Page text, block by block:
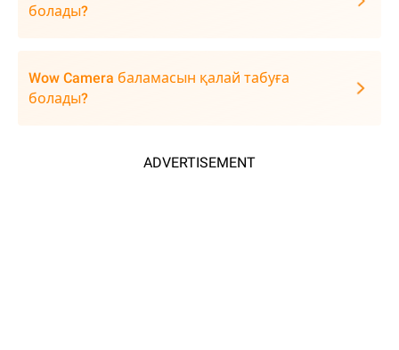
болады?
Wow Camera баламасын қалай табуға
болады?
ADVERTISEMENT